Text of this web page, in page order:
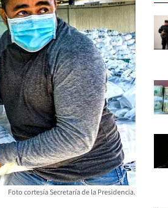
Foto cortesía Secretaría de la Presidencia.